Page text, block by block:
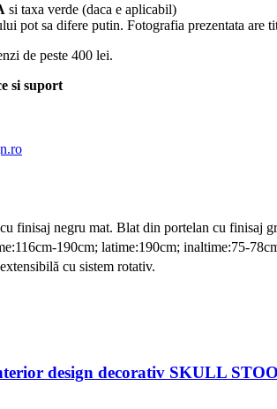
si taxa verde (daca e aplicabil)
pot sa difere putin. Fotografia prezentata are
de peste 400 lei.
si suport
finisaj negru mat. Blat din portelan cu finisaj
190cm; latime:190cm; inaltime:75-
cu sistem rotativ.
design decorativ SKULL